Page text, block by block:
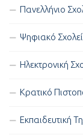
Πανελλήνιο
Ψηφιακό
Ηλεκτρονική
Κρατικό
Εκπαιδευτική